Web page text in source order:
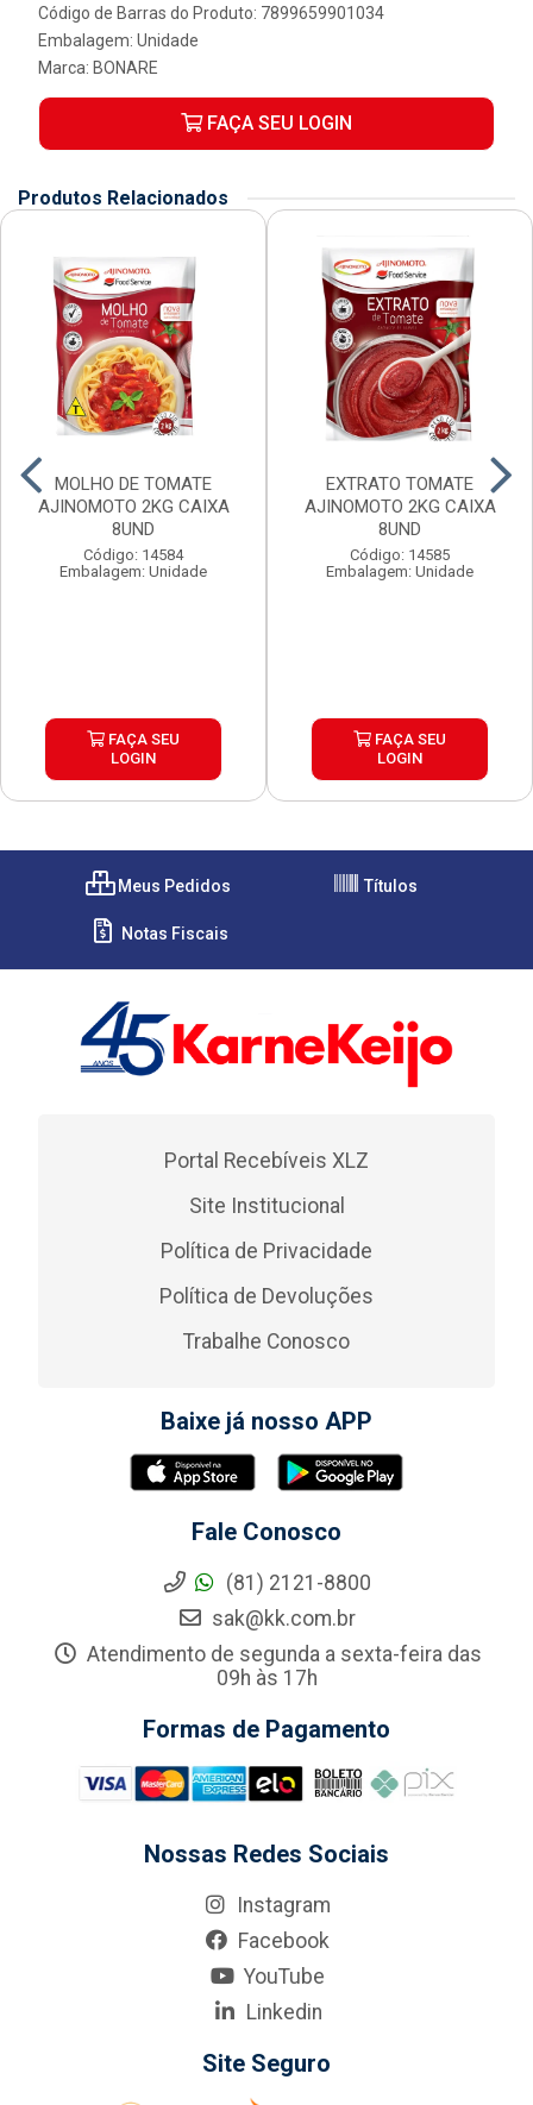
Código de Barras do Produto: 7899659901034
Embalagem: Unidade
Marca: BONARE
FAÇA SEU LOGIN
Produtos Relacionados
MOLHO DE TOMATE
AJINOMOTO 2KG CAIXA
8UND
Código: 14584
Embalagem: Unidade
FAÇA SEU
LOGIN
EXTRATO TOMATE
AJINOMOTO 2KG CAIXA
8UND
Código: 14585
Embalagem: Unidade
FAÇA SEU
LOGIN
Meus Pedidos Títulos
Notas Fiscais
Portal Recebíveis XLZ
Site Institucional
Política de Privacidade
Política de Devoluções
Trabalhe Conosco
Baixe já nosso APP
Fale Conosco
(81) 2121-8800
sak@kk.com.br
Atendimento de segunda a sexta-feira das
09h às 17h
Formas de Pagamento
Nossas Redes Sociais
Instagram
Facebook
YouTube
Linkedin
Site Seguro